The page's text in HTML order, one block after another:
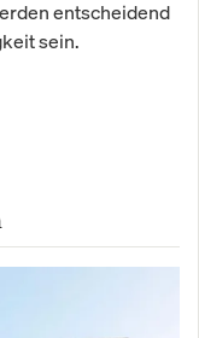
entscheidend
sein.